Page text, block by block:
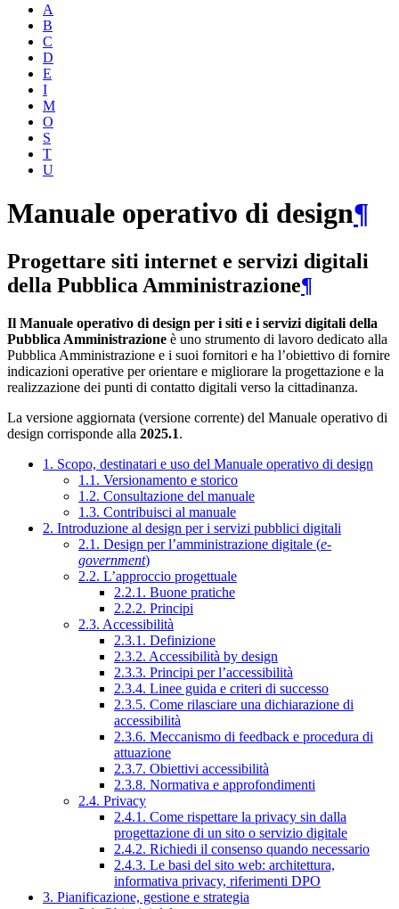
A
B
C
D
E
I
M
O
S
T
U
Manuale operativo di design¶
Progettare siti internet e servizi digitali
della Pubblica Amministrazione¶
Il Manuale operativo di design per i siti e i servizi digitali della
Pubblica Amministrazione è uno strumento di lavoro dedicato alla
Pubblica Amministrazione e i suoi fornitori e ha l’obiettivo di fornire
indicazioni operative per orientare e migliorare la progettazione e la
realizzazione dei punti di contatto digitali verso la cittadinanza.
La versione aggiornata (versione corrente) del Manuale operativo di
design corrisponde alla 2025.1.
1. Scopo, destinatari e uso del Manuale operativo di design
1.1. Versionamento e storico
1.2. Consultazione del manuale
1.3. Contribuisci al manuale
2. Introduzione al design per i servizi pubblici digitali
2.1. Design per l’amministrazione digitale (e-
government)
2.2. L’approccio progettuale
2.2.1. Buone pratiche
2.2.2. Principi
2.3. Accessibilità
2.3.1. Definizione
2.3.2. Accessibilità by design
2.3.3. Principi per l’accessibilità
2.3.4. Linee guida e criteri di successo
2.3.5. Come rilasciare una dichiarazione di
accessibilità
2.3.6. Meccanismo di feedback e procedura di
attuazione
2.3.7. Obiettivi accessibilità
2.3.8. Normativa e approfondimenti
2.4. Privacy
2.4.1. Come rispettare la privacy sin dalla
progettazione di un sito o servizio digitale
2.4.2. Richiedi il consenso quando necessario
2.4.3. Le basi del sito web: architettura,
informativa privacy, riferimenti DPO
3. Pianificazione, gestione e strategia